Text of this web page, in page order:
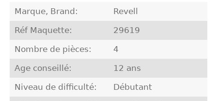
Marque, Brand: Revell
Réf Maquette: 29619
Nombre de pièces: 4
Age conseillé: 12 ans
Niveau de difficulté: Débutant